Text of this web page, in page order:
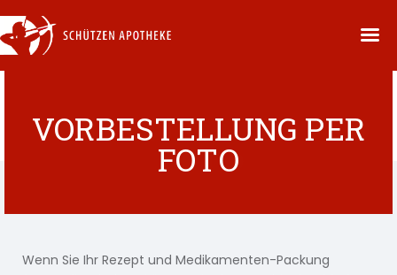
VORBESTELLUNG PER
FOTO
Wenn Sie Ihr Rezept und Medikamenten-Packung